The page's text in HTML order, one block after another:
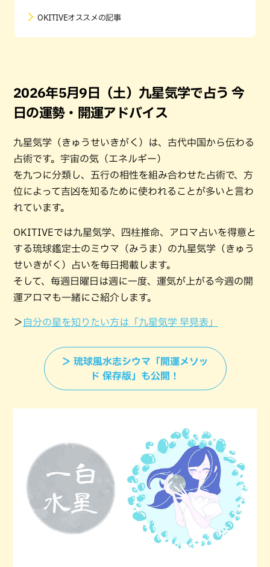
OKITIVEオススメの記事
2026年5月9日（土）九星気学で占う 今
日の運勢・開運アドバイス
九星気学（きゅうせいきがく）は、古代中国から伝わる
占術です。宇宙の気（エネルギー）
を九つに分類し、五行の相性を組み合わせた占術で、方
位によって吉凶を知るために使われることが多いと言わ
れています。
OKITIVEでは九星気学、四柱推命、アロマ占いを得意と
する琉球鑑定士のミウマ（みうま）の九星気学（きゅう
せいきがく）占いを毎日掲載します。
そして、毎週日曜日は週に一度、運気が上がる今週の開
運アロマも一緒にご紹介します。
＞ 自分の星を知りたい方は「九星気学 早見表」
＞ 琉球風水志シウマ「開運メソッ
ド 保存版」も公開！